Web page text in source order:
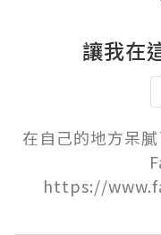
讓我在
在自己的地方呆
https://